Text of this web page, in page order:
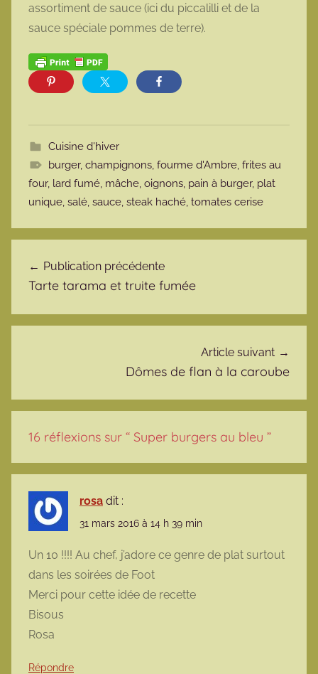
assortiment de sauce (ici du piccalilli et de la
sauce spéciale pommes de terre).
Cuisine d'hiver
burger, champignons, fourme d'Ambre, frites au
four, lard fumé, mâche, oignons, pain à burger, plat
unique, salé, sauce, steak haché, tomates cerise
Publication précédente
Tarte tarama et truite fumée
Article suivant
Dômes de flan à la caroube
16 réflexions sur “ Super burgers au bleu ”
rosa dit :
31 mars 2016 à 14 h 39 min
Un 10 !!!! Au chef, j’adore ce genre de plat surtout
dans les soirées de Foot
Merci pour cette idée de recette
Bisous
Rosa
Répondre